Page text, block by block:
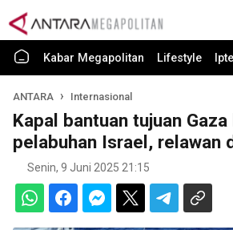
Kabar Megapolitan Lifestyle
ANTARA Internasional
Kapal bantuan tujuan
pelabuhan Israel, relawan
Senin, 9 Juni 2025 21:15